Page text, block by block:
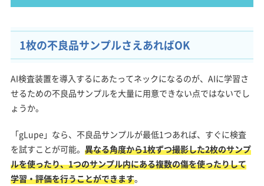
1枚の不良品サンプルさえあればOK
AI検査装置を導入するにあたってネックになるのが、AIに学習さ
せるための不良品サンプルを大量に用意できない点ではないでし
ょうか。
「gLupe」なら、不良品サンプルが最低1つあれば、すぐに検査
を試すことが可能。 異なる角度から1枚ずつ撮影した2枚のサンプ
ルを使ったり、1つのサンプル内にある複数の傷を使ったりして
学習・評価を行うことができます。